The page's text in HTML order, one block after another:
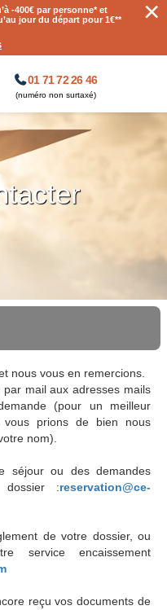
-400€ par personne* et
jour du départ pour 1€**
×
01 71 72 26 46
(numéro non surtaxé)
nous vous en remercions.
mail aux adresses mails
(pour un meilleur
vous prions de bien nous
nom).
séjour ou des demandes
dossier :reservation@ce-
de votre dossier, ou
service encaissement
reçu vos documents de